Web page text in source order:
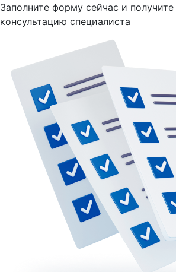
Заполните форму сейчас и получите
консультацию специалиста